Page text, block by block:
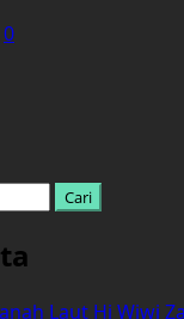
0
Laut Hj Wiwi